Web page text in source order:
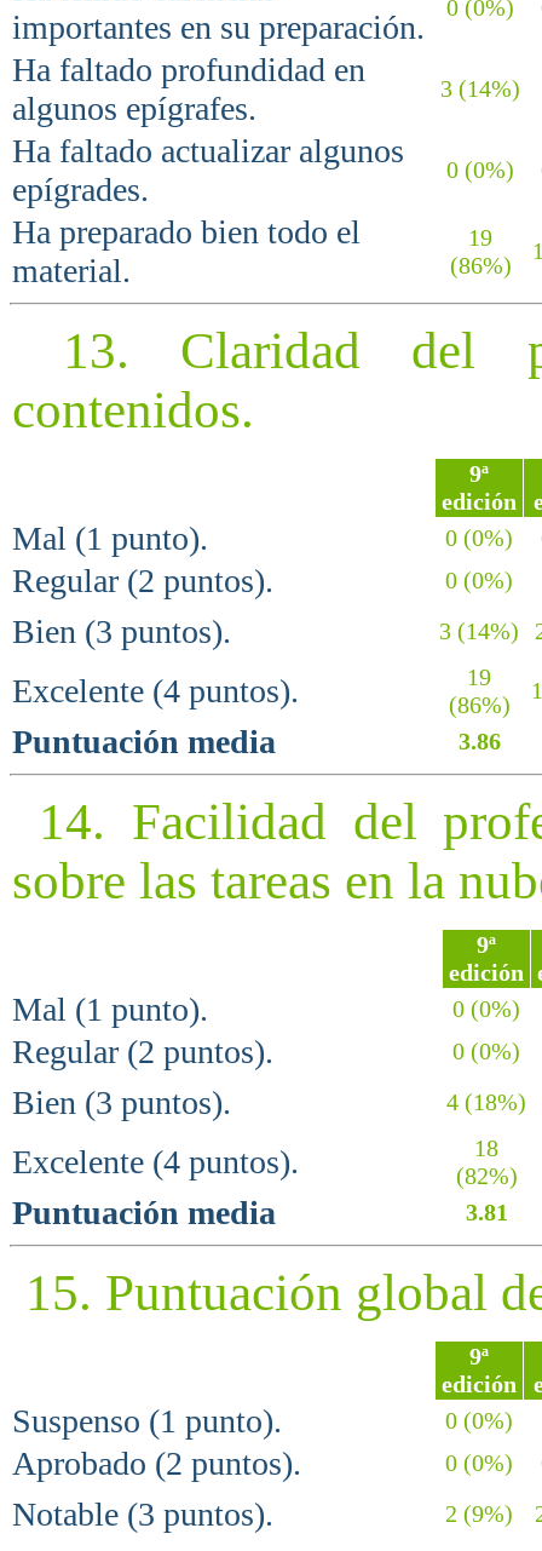
importantes en su preparación.
0 (0%)
Ha faltado profundidad en
algunos epígrafes.
3 (14%)
Ha faltado actualizar algunos
epígrades.
0 (0%)
Ha preparado bien todo el
material.
19
(86%)
13. Claridad del
contenidos.
9ª
edición
Mal (1 punto). 0 (0%)
Regular (2 puntos). 0 (0%)
Bien (3 puntos). 3 (14%)
Excelente (4 puntos).
19
(86%)
Puntuación media 3.86
14. Facilidad del
sobre las tareas en la
9ª
edición
Mal (1 punto). 0 (0%)
Regular (2 puntos). 0 (0%)
Bien (3 puntos). 4 (18%)
Excelente (4 puntos).
18
(82%)
Puntuación media 3.81
15. Puntuación global
9ª
edición
Suspenso (1 punto). 0 (0%)
Aprobado (2 puntos). 0 (0%)
Notable (3 puntos). 2 (9%)